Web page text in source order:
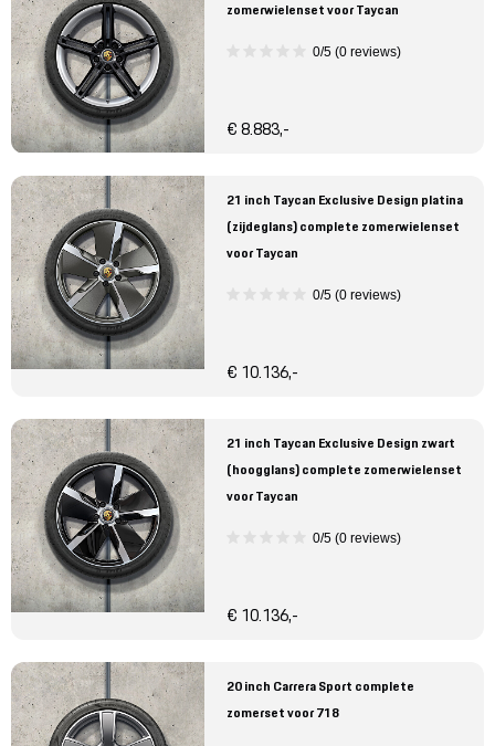
zomerwielenset voor Taycan
0/5 (0 reviews)
€ 8.883,-
21 inch Taycan Exclusive Design platina
(zijdeglans) complete zomerwielenset
voor Taycan
0/5 (0 reviews)
€ 10.136,-
21 inch Taycan Exclusive Design zwart
(hoogglans) complete zomerwielenset
voor Taycan
0/5 (0 reviews)
€ 10.136,-
20 inch Carrera Sport complete
zomerset voor 718